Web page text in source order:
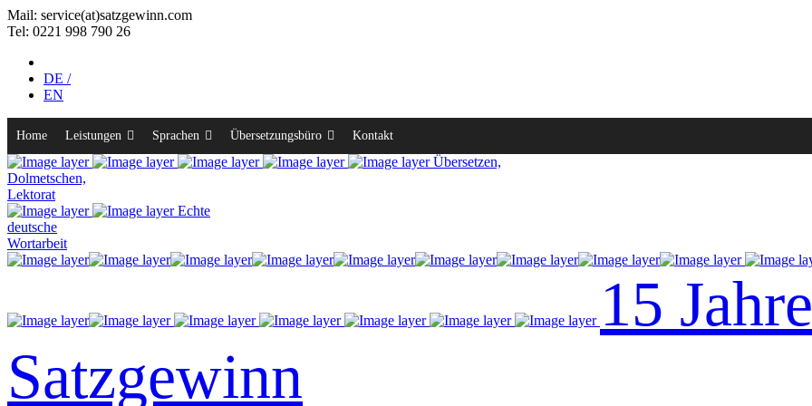
Mail: service(at)satz­gewinn.com
Tel: 0221 998 790 26
DE /
EN
Home Leistungen Sprachen Übersetzungsbüro Kontakt
Übersetzen,
Dolmetschen,
Lektorat
Echte
deutsche
Wortarbeit
15 Jahre
Satzgewinn